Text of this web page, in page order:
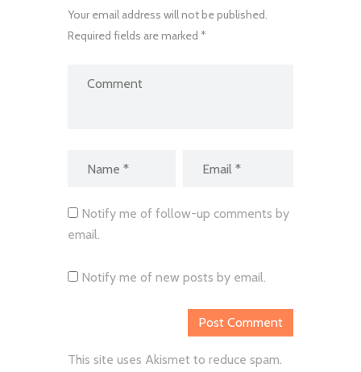
Your email address will not be published.
Required fields are marked *
Notify me of follow-up comments by
email.
Notify me of new posts by email.
This site uses Akismet to reduce spam.